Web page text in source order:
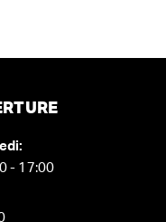
- 17:00